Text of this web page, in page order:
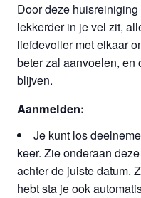
Door deze
lekkerder in je vel zit,
liefdevoller met elkaar
beter zal aanvoelen, en
blijven.
Aanmelden:
Je kunt los
keer. Zie onderaan
achter de juiste datum.
hebt sta je ook